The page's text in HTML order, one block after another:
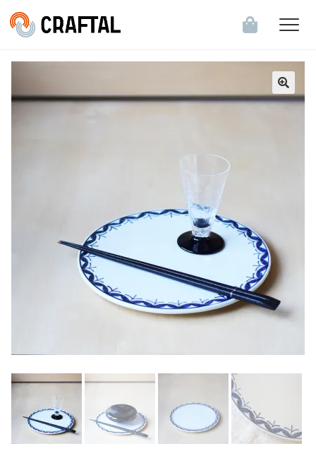
会員登録・ログイン